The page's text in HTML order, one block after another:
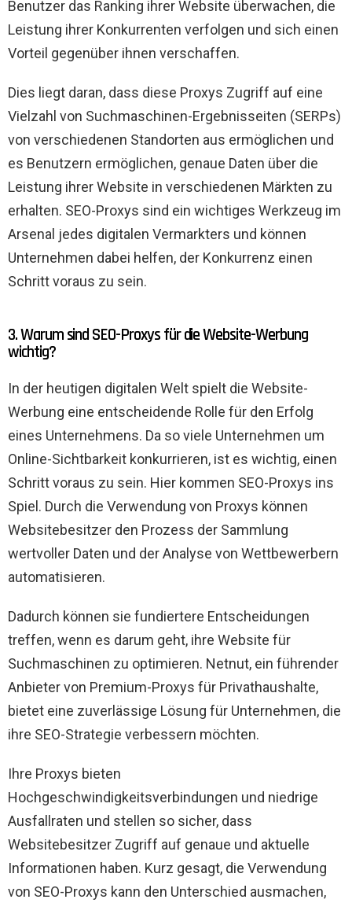
Benutzer das Ranking ihrer Website überwachen, die
Leistung ihrer Konkurrenten verfolgen und sich einen
Vorteil gegenüber ihnen verschaffen.
Dies liegt daran, dass diese Proxys Zugriff auf eine
Vielzahl von Suchmaschinen-Ergebnisseiten (SERPs)
von verschiedenen Standorten aus ermöglichen und
es Benutzern ermöglichen, genaue Daten über die
Leistung ihrer Website in verschiedenen Märkten zu
erhalten. SEO-Proxys sind ein wichtiges Werkzeug im
Arsenal jedes digitalen Vermarkters und können
Unternehmen dabei helfen, der Konkurrenz einen
Schritt voraus zu sein.
3. Warum sind SEO-Proxys für die Website-Werbung
wichtig?
In der heutigen digitalen Welt spielt die Website-
Werbung eine entscheidende Rolle für den Erfolg
eines Unternehmens. Da so viele Unternehmen um
Online-Sichtbarkeit konkurrieren, ist es wichtig, einen
Schritt voraus zu sein. Hier kommen SEO-Proxys ins
Spiel. Durch die Verwendung von Proxys können
Websitebesitzer den Prozess der Sammlung
wertvoller Daten und der Analyse von Wettbewerbern
automatisieren.
Dadurch können sie fundiertere Entscheidungen
treffen, wenn es darum geht, ihre Website für
Suchmaschinen zu optimieren. Netnut, ein führender
Anbieter von Premium-Proxys für Privathaushalte,
bietet eine zuverlässige Lösung für Unternehmen, die
ihre SEO-Strategie verbessern möchten.
Ihre Proxys bieten
Hochgeschwindigkeitsverbindungen und niedrige
Ausfallraten und stellen so sicher, dass
Websitebesitzer Zugriff auf genaue und aktuelle
Informationen haben. Kurz gesagt, die Verwendung
von SEO-Proxys kann den Unterschied ausmachen,